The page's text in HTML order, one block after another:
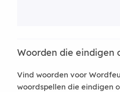
Woorden die eindigen
Vind woorden voor
woordspellen die eindigen